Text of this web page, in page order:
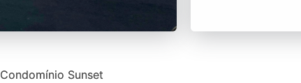
Condomínio Sunset